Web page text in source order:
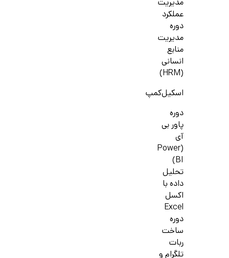
مدیریت
عملکرد
دوره
مدیریت
منابع
انسانی
(HRM)
اسکیل‌کمپ
دوره
پاور بی
آی
(Power
BI)
تحلیل
داده با
اکسل
Excel
دوره
ساخت
ربات
تلگرام و